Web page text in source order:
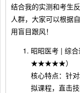
结合我的实测和考生
人群，大家可以根据
用盲目跟风！
昭昭医考 | 综合
★★★★★）
核心特点：针
拟课程，直击